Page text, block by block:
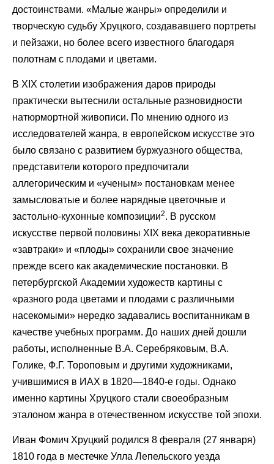
достоинствами. «Малые жанры» определили и
творческую судьбу Хруцкого, создававшего портреты
и пейзажи, но более всего известного благодаря
полотнам с плодами и цветами.
В XIX столетии изображения даров природы
практически вытеснили остальные разновидности
натюрмортной живописи. По мнению одного из
исследователей жанра, в европейском искусстве это
было связано с развитием буржуазного общества,
представители которого предпочитали
аллегорическим и «ученым» постановкам менее
замысловатые и более нарядные цветочные и
застольно-кухонные композиции2. В русском
искусстве первой половины XIX века декоративные
«завтраки» и «плоды» сохранили свое значение
прежде всего как академические постановки. В
петербургской Академии художеств картины с
«разного рода цветами и плодами с различными
насекомыми» нередко задавались воспитанникам в
качестве учебных программ. До наших дней дошли
работы, исполненные В.А. Серебряковым, В.А.
Голике, Ф.Г. Тороповым и другими художниками,
учившимися в ИАХ в 1820—1840-е годы. Однако
именно картины Хруцкого стали своеобразным
эталоном жанра в отечественном искусстве той эпохи.
Иван Фомич Хруцкий родился 8 февраля (27 января)
1810 года в местечке Улла Лепельского уезда